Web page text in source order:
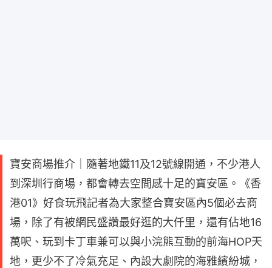
寶安商場推介｜隨著地鐵11及12號線開通，不少港人
到深圳行商場，都會轉去空間感十足的寶安區。《香
港01》好食玩飛記者為大家整合寶安區內5個必去商
場，除了有被網民盛讚最好逛的大仟里，還有佔地16
萬呎、玩到卡丁車兼可以與小浣熊互動的前海HOP天
地，更少不了冷氣充足、內設大劇院的海雅繽紛城，